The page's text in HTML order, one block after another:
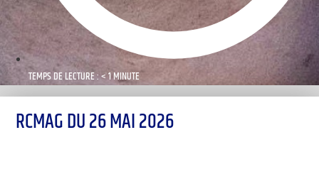
TEMPS DE LECTURE : < 1 MINUTE
RCMAG DU 26 MAI 2026